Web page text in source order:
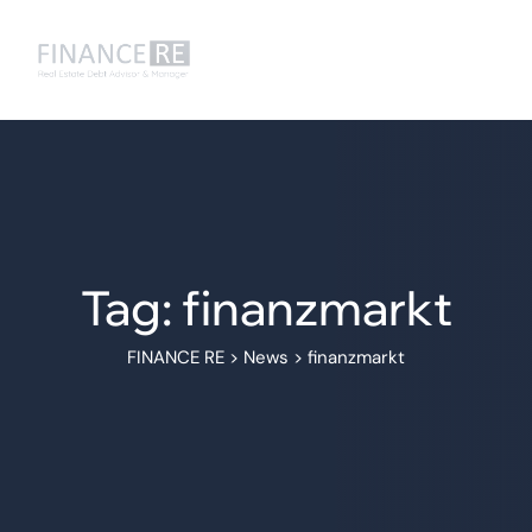
Tag: finanzmarkt
FINANCE RE > News > finanzmarkt